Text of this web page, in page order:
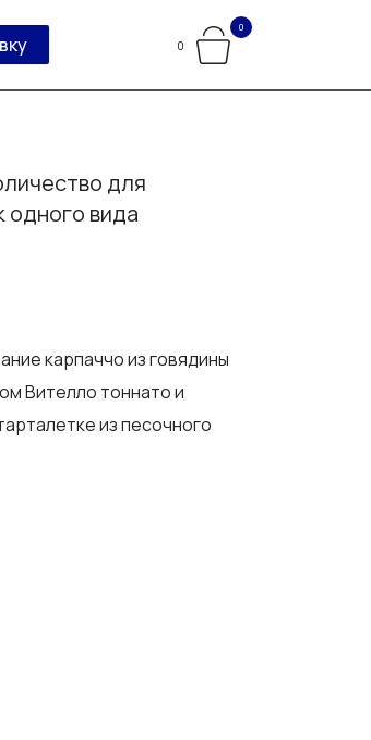
0
0
для
одного вида
карпаччо из говядины
Вителло тоннато и
из песочного